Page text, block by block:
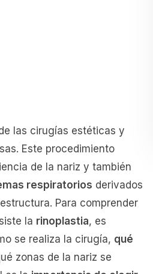
las cirugías estéticas y
Este procedimiento
de la nariz y también
respiratorios derivados
Para comprender
la rinoplastia, es
se realiza la cirugía, qué
zonas de la nariz se